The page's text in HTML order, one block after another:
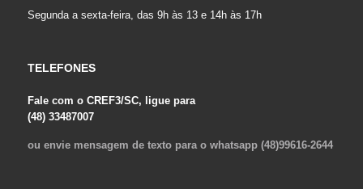
Segunda a sexta-feira, das 9h às 13 e 14h às 17h
TELEFONES
Fale com o CREF3/SC, ligue para
(48) 33487007
ou envie mensagem de texto para o whatsapp (48)99616-2644